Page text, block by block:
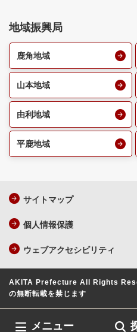
メニュー
地域振興局
鹿角地域
山本地域
由利地域
平鹿地域
サイトマップ
個人情報保護
ウェブアクセシビリティ
AKITA Prefecture All Rights
の無断転載を禁じます